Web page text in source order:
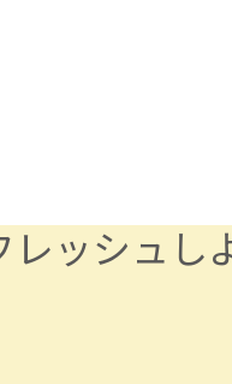
ッシュし